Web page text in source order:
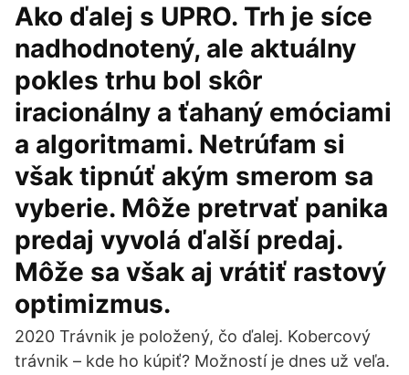
Ako ďalej s UPRO. Trh je síce
nadhodnotený, ale aktuálny
pokles trhu bol skôr
iracionálny a ťahaný emóciami
a algoritmami. Netrúfam si
však tipnúť akým smerom sa
vyberie. Môže pretrvať panika
predaj vyvolá ďalší predaj.
Môže sa však aj vrátiť rastový
optimizmus.
2020 Trávnik je položený, čo ďalej. Kobercový
trávnik – kde ho kúpiť? Možností je dnes už veľa.